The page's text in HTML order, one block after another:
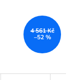
4 561 Kč
–52 %